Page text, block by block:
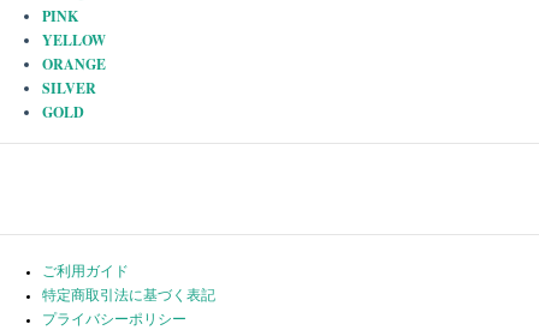
PINK
YELLOW
ORANGE
SILVER
GOLD
ご利用ガイド
特定商取引法に基づく表記
プライバシーポリシー